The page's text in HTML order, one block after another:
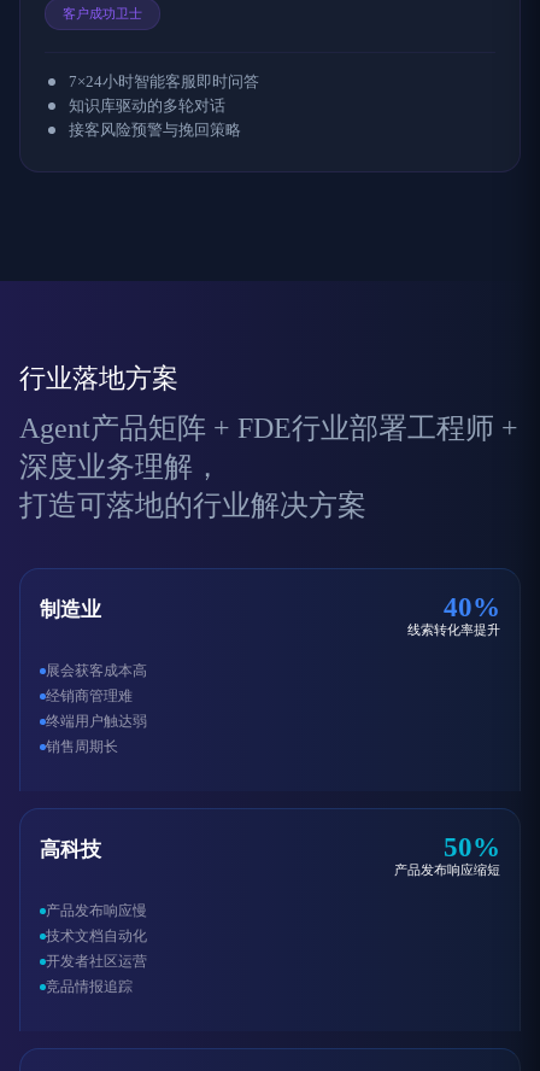
客户成功卫士
7×24小时智能客服即时问答
知识库驱动的多轮对话
接客风险预警与挽回策略
行业落地方案
Agent产品矩阵 + FDE行业部署工程师 +
深度业务理解，
打造可落地的行业解决方案
制造业 40%
线索转化率提升
展会获客成本高
经销商管理难
终端用户触达弱
销售周期长
高科技 50%
产品发布响应缩短
产品发布响应慢
技术文档自动化
开发者社区运营
竞品情报追踪